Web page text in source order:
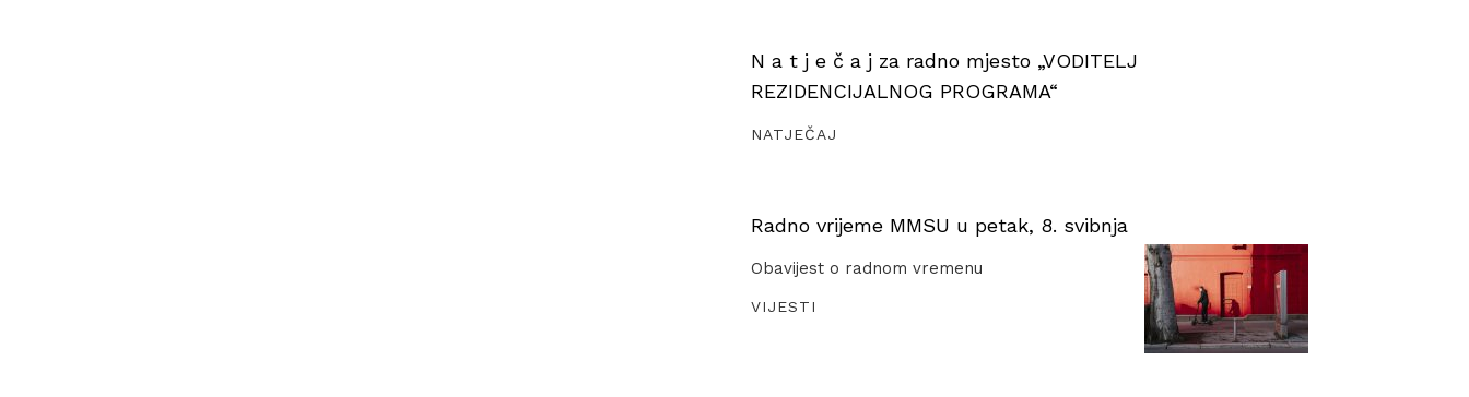
N a t j e č a j za radno mjesto „VODITELJ
REZIDENCIJALNOG PROGRAMA“
NATJEČAJ
Radno vrijeme MMSU u petak, 8. svibnja
Obavijest o radnom vremenu
VIJESTI